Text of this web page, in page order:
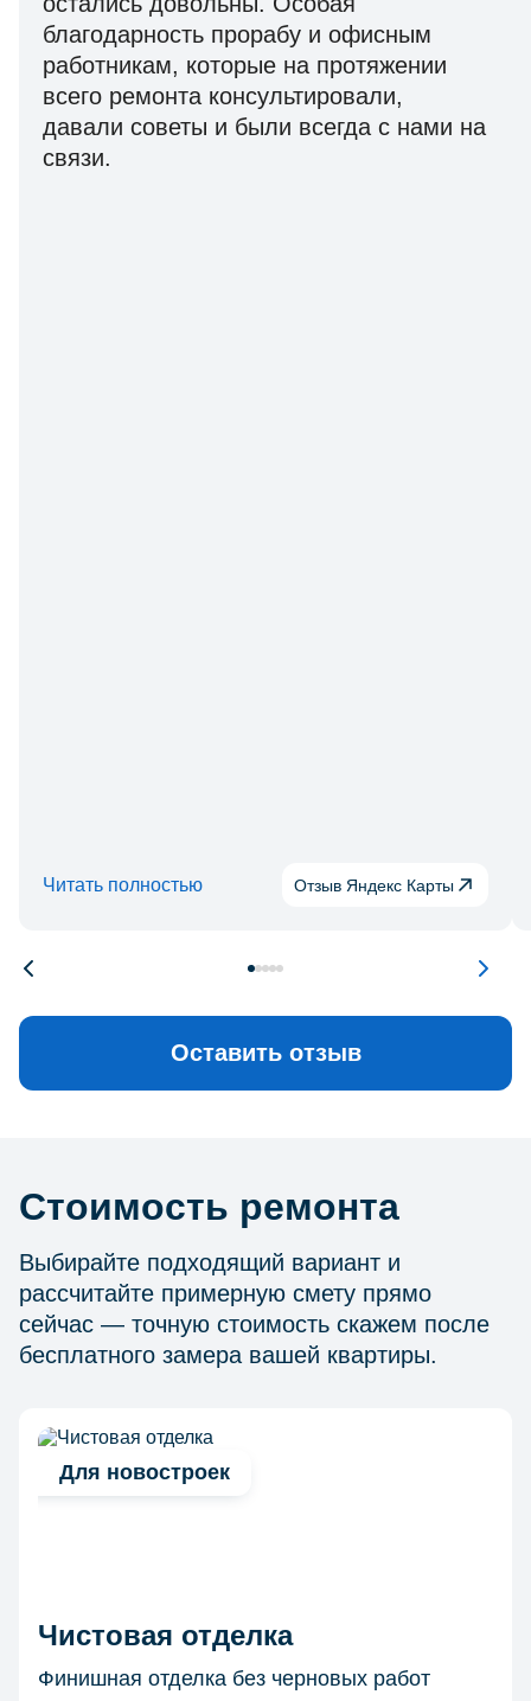
благодарность прорабу и офисным
работникам, которые на протяжении
всего ремонта консультировали,
давали советы и были всегда с нами на
связи.
Читать полностью Отзыв Яндекс Карты
Оставить отзыв
Стоимость ремонта
Выбирайте подходящий вариант и
рассчитайте примерную смету прямо
сейчас — точную стоимость скажем после
бесплатного замера вашей квартиры.
Для новостроек
Чистовая отделка
Финишная отделка без черновых работ